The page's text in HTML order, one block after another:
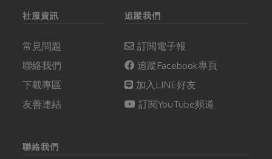
社服資訊
常見問題
聯絡我們
下載專區
友善連結
追蹤我們
訂閱電子報
追蹤Facebook專頁
加入LINE好友
訂閱YouTube頻道
聯絡我們